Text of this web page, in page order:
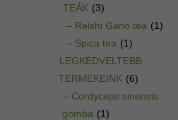
TEÁK (3)
– Reishi Gano tea (1)
– Spica tea (1)
LEGKEDVELTEBB
TERMÉKEINK (6)
– Cordyceps sinensis
gomba (1)